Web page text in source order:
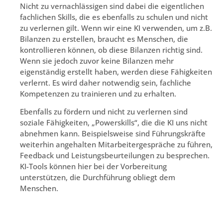
Nicht zu vernachlässigen sind dabei die eigentlichen
fachlichen Skills, die es ebenfalls zu schulen und nicht
zu verlernen gilt. Wenn wir eine KI verwenden, um z.B.
Bilanzen zu erstellen, braucht es Menschen, die
kontrollieren können, ob diese Bilanzen richtig sind.
Wenn sie jedoch zuvor keine Bilanzen mehr
eigenständig erstellt haben, werden diese Fähigkeiten
verlernt. Es wird daher notwendig sein, fachliche
Kompetenzen zu trainieren und zu erhalten.
Ebenfalls zu fördern und nicht zu verlernen sind
soziale Fähigkeiten, „Powerskills“, die die KI uns nicht
abnehmen kann. Beispielsweise sind Führungskräfte
weiterhin angehalten Mitarbeitergespräche zu führen,
Feedback und Leistungsbeurteilungen zu besprechen.
KI-Tools können hier bei der Vorbereitung
unterstützen, die Durchführung obliegt dem
Menschen.